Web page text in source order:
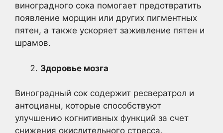
виноградного сока помогает предотвратить
появление морщин или других пигментных
пятен, а также ускоряет заживление пятен и
шрамов.
Здоровье мозга
Виноградный сок содержит ресвератрол и
антоцианы, которые способствуют
улучшению когнитивных функций за счет
снижения окислительного стресса.